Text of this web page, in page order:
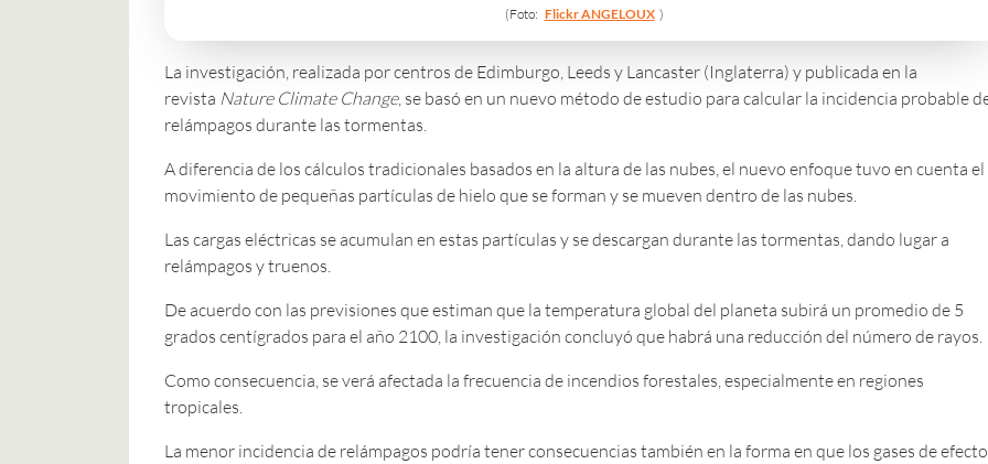
(Foto: Flickr ANGELOUX )
La investigación, realizada por centros de Edimburgo, Leeds y Lancaster (Inglaterra) y publicada en la
revista Nature Climate Change, se basó en un nuevo método de estudio para calcular la incidencia probable
relámpagos durante las tormentas.
A diferencia de los cálculos tradicionales basados en la altura de las nubes, el nuevo enfoque tuvo en cuenta el
movimiento de pequeñas partículas de hielo que se forman y se mueven dentro de las nubes.
Las cargas eléctricas se acumulan en estas partículas y se descargan durante las tormentas, dando lugar a
relámpagos y truenos.
De acuerdo con las previsiones que estiman que la temperatura global del planeta subirá un promedio de 5
grados centígrados para el año 2100, la investigación concluyó que habrá una reducción del número de rayos.
Como consecuencia, se verá afectada la frecuencia de incendios forestales, especialmente en regiones
tropicales.
La menor incidencia de relámpagos podría tener consecuencias también en la forma en que los gases de efecto